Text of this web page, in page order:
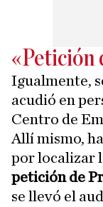
«Petición
Igualmente,
acudió en
Centro de
Allí mismo,
por localizar
petición de
se llevó el